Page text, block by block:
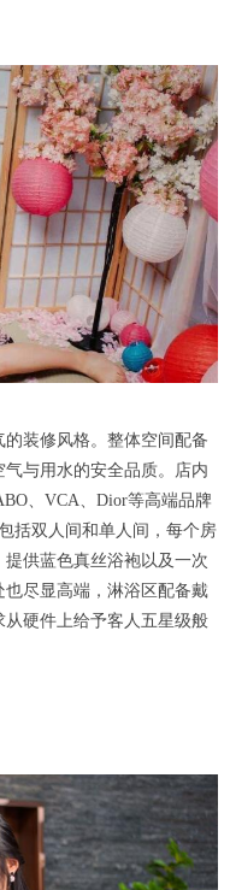
装修风格。整体空间配备
与用水的安全品质。店内
、VCA、Dior等高端品牌
括双人间和单人间，每个房
供蓝色真丝浴袍以及一次
尽显高端，淋浴区配备戴
硬件上给予客人五星级般